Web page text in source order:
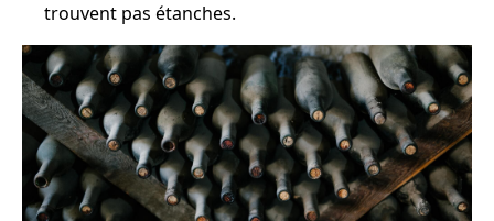
trouvent pas étanches.